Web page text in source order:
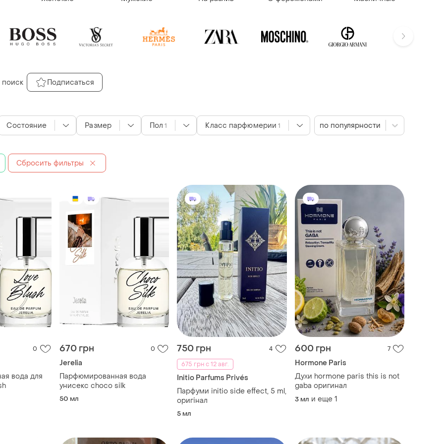
0
вода для
670 грн 0
Jerelia
Парфюмированная вода
унисекс choco silk
50 мл
750 грн
4
675 грн с 12 авг.
Initio Parfums Privés
Парфуми initio side effect, 5 ml,
оригінал
5 мл
600 грн 7
Hormone Paris
Духи hormone paris this is not
gaba оригинал
3 мл и еще 1
Сбросить фильтры
поиск Подписаться
Состояние Размер Пол 1 Класс парфюмерии 1 по популярности